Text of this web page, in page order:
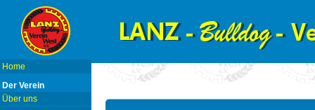
Home
Der Verein
Über uns